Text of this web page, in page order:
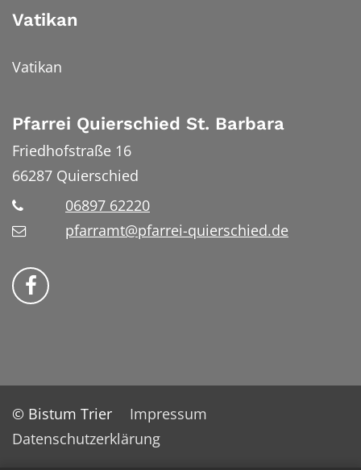
Vatikan
Vatikan
Pfarrei Quierschied St. Barbara
Friedhofstraße 16
66287 Quierschied
06897 62220
pfarramt@pfarrei-quierschied.de
Bistum Trier auf Facebook
© Bistum Trier
Impressum
Datenschutzerklärung